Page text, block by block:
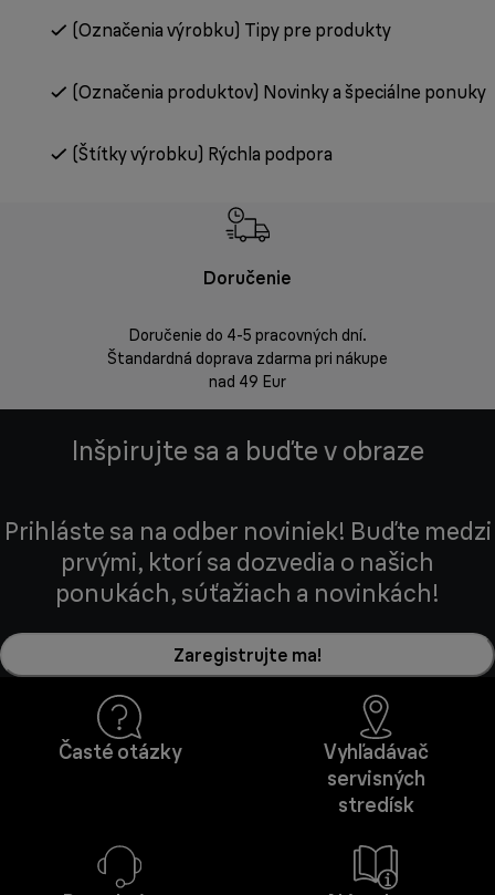
(Označenia výrobku) Tipy pre produkty
(Označenia produktov) Novinky a špeciálne ponuky
(Štítky výrobku) Rýchla podpora
Doručenie
Doručenie do 4-5 pracovných dní.
Štandardná doprava zdarma pri nákupe
nad 49 Eur
Inšpirujte sa a buďte v obraze
Prihláste sa na odber noviniek! Buďte medzi
prvými, ktorí sa dozvedia o našich
ponukách, súťažiach a novinkách!
Zaregistrujte ma!
Časté otázky
Vyhľadávač
servisných
stredísk